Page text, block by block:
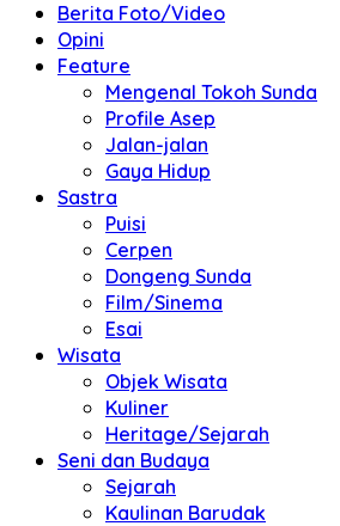
Berita Foto/Video
Opini
Feature
Mengenal Tokoh Sunda
Profile Asep
Jalan-jalan
Gaya Hidup
Sastra
Puisi
Cerpen
Dongeng Sunda
Film/Sinema
Esai
Wisata
Objek Wisata
Kuliner
Heritage/Sejarah
Seni dan Budaya
Sejarah
Kaulinan Barudak